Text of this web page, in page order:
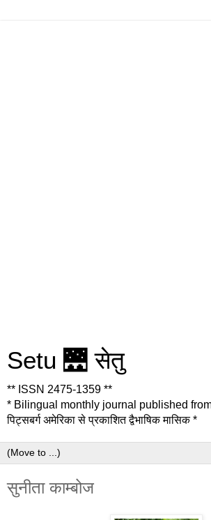
Setu 🌉 सेतु
** ISSN 2475-1359 **
* Bilingual monthly journal published
पिट्सबर्ग अमेरिका से प्रकाशित द्वैभाषिक मासिक *
सुनीता काम्बोज